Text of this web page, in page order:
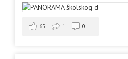
65 1 0